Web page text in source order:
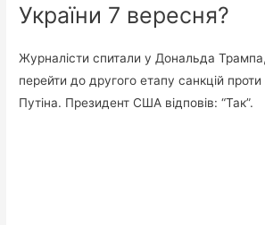
України 7 вересня?
Журналісти спитали у Дональда Трампа,
перейти до другого етапу санкцій проти
Путіна. Президент США відповів: “Так”.